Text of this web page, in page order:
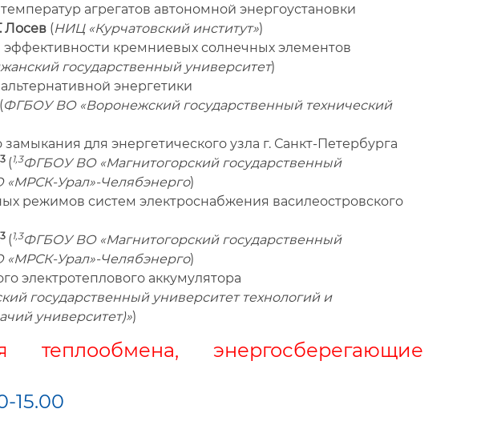
агрегатов автономной энергоустановки
Лосев(НИЦ «Курчатовский институт»)
кремниевых солнечных элементов
государственный университет)
энергетики
ФГБОУ ВО «Воронежский государственный технический
для энергетического узла г. Санкт-Петербурга
3 (1,3ФГБОУ ВО «Магнитогорский государственный
Урал»-Челябэнерго)
режимов систем электроснабжения василеостровского
3 (1,3ФГБОУ ВО «Магнитогорский государственный
Урал»-Челябэнерго)
электротеплового аккумулятора
государственный университет технологий и
университет)»)
энергосберегающие
15.00